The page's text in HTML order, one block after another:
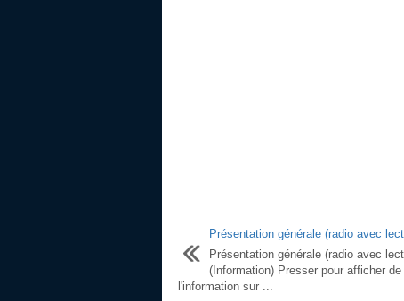
Présentation générale (radio avec
Présentation générale (radio avec
(Information) Presser pour afficher de
l'information sur ...